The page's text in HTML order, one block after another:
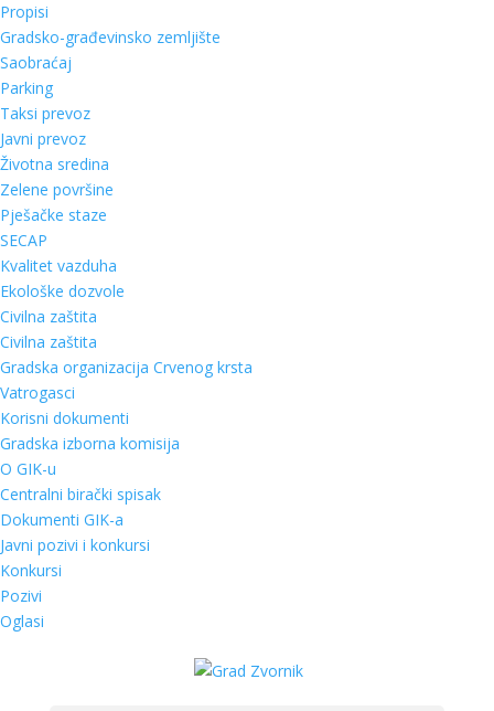
Propisi
Gradsko-građevinsko zemljište
Saobraćaj
Parking
Taksi prevoz
Javni prevoz
Životna sredina
Zelene površine
Pješačke staze
SECAP
Kvalitet vazduha
Ekološke dozvole
Civilna zaštita
Civilna zaštita
Gradska organizacija Crvenog krsta
Vatrogasci
Korisni dokumenti
Gradska izborna komisija
O GIK-u
Centralni birački spisak
Dokumenti GIK-a
Javni pozivi i konkursi
Konkursi
Pozivi
Oglasi